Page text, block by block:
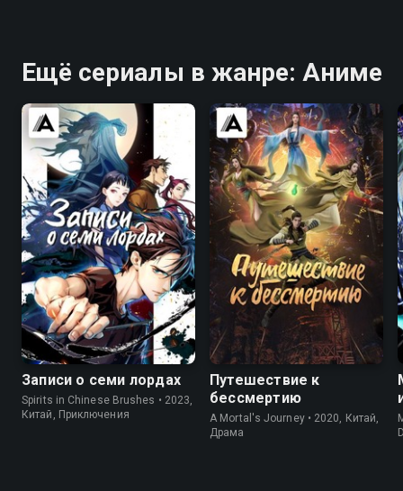
Ещё сериалы в жанре: Аниме
7.9 7.3
Записи о семи лордах
Spirits in Chinese Brushes • 2023,
Китай, Приключения
7.9 6.9
Путешествие к
бессмертию
A Mortal's Journey • 2020, Китай,
Драма